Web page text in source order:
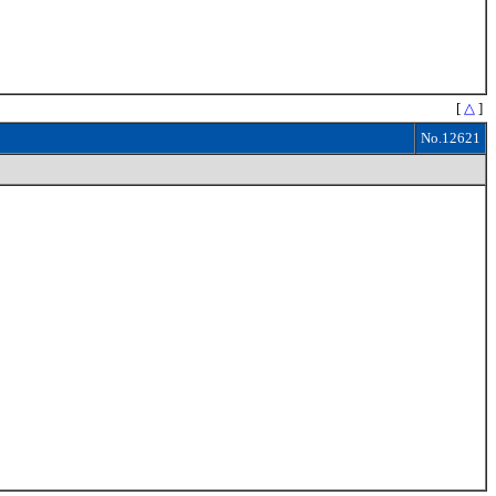
[ △ ]
No.12621